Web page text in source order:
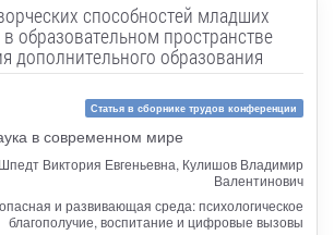
способностей младших
образовательном пространстве
дополнительного образования
Статья в сборнике трудов конференции
в современном мире
Шпедт Виктория Евгеньевна, Кулишов Владимир
Валентинович
и развивающая среда: психологическое
благополучие, воспитание и цифровые вызовы